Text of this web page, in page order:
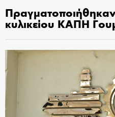
Πραγματοποιήθηκαν
κυλικείου ΚΑΠΗ